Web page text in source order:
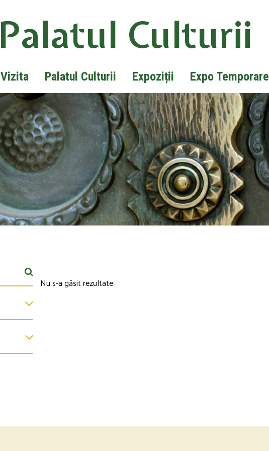
Palatul Culturii
Vizita Palatul Culturii Expoziții Expo Temporare
Nu s-a găsit rezultate